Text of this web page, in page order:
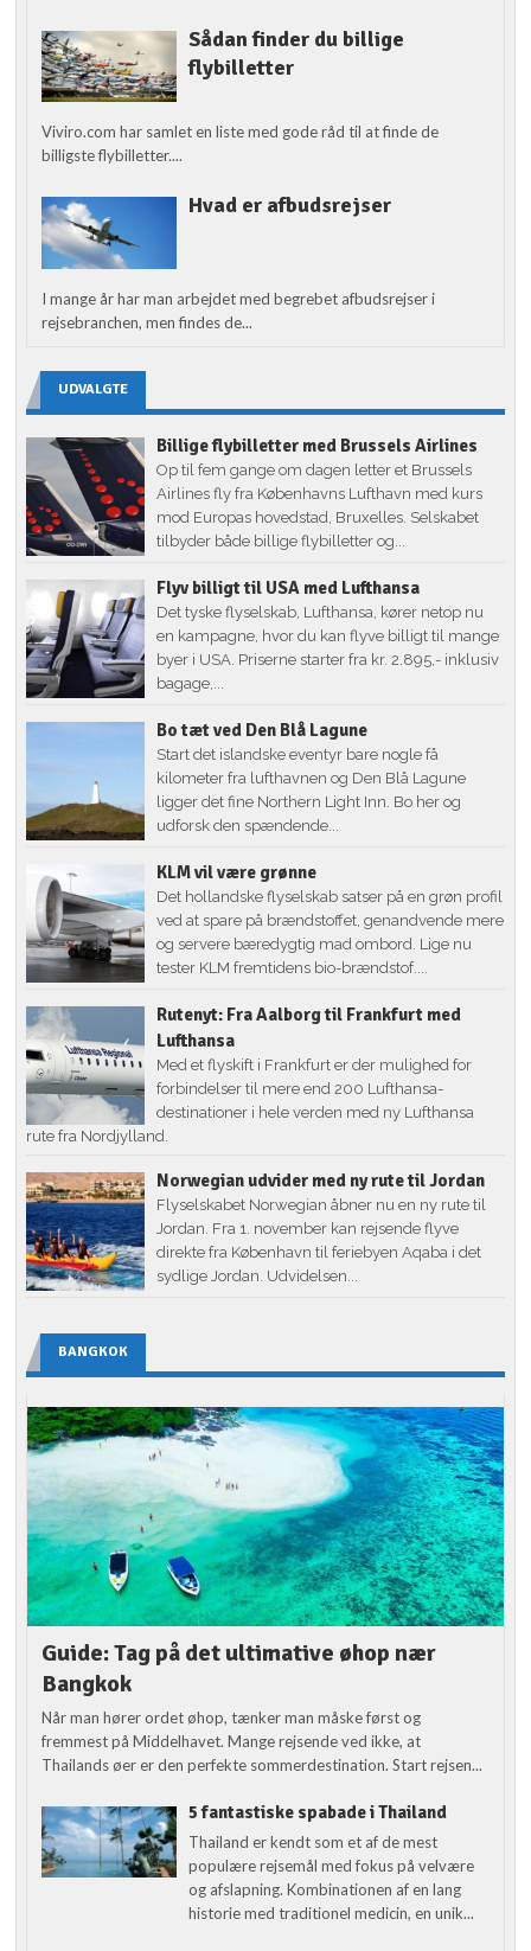
Sådan finder du billige
flybilletter
Viviro.com har samlet en liste med gode råd til at finde de
billigste flybilletter....
Hvad er afbudsrejser
I mange år har man arbejdet med begrebet afbudsrejser i
rejsebranchen, men findes de...
UDVALGTE
Billige flybilletter med Brussels Airlines
Op til fem gange om dagen letter et Brussels
Airlines fly fra Københavns Lufthavn med kurs
mod Europas hovedstad, Bruxelles. Selskabet
tilbyder både billige flybilletter og...
Flyv billigt til USA med Lufthansa
Det tyske flyselskab, Lufthansa, kører netop nu
en kampagne, hvor du kan flyve billigt til mange
byer i USA. Priserne starter fra kr. 2.895,- inklusiv
bagage,...
Bo tæt ved Den Blå Lagune
Start det islandske eventyr bare nogle få
kilometer fra lufthavnen og Den Blå Lagune
ligger det fine Northern Light Inn. Bo her og
udforsk den spændende...
KLM vil være grønne
Det hollandske flyselskab satser på en grøn profil
ved at spare på brændstoffet, genandvende mere
og servere bæredygtig mad ombord. Lige nu
tester KLM fremtidens bio-brændstof....
Rutenyt: Fra Aalborg til Frankfurt med
Lufthansa
Med et flyskift i Frankfurt er der mulighed for
forbindelser til mere end 200 Lufthansa-
destinationer i hele verden med ny Lufthansa
rute fra Nordjylland.
Norwegian udvider med ny rute til Jordan
Flyselskabet Norwegian åbner nu en ny rute til
Jordan. Fra 1. november kan rejsende flyve
direkte fra København til feriebyen Aqaba i det
sydlige Jordan. Udvidelsen...
BANGKOK
Guide: Tag på det ultimative øhop nær
Bangkok
Når man hører ordet øhop, tænker man måske først og
fremmest på Middelhavet. Mange rejsende ved ikke, at
Thailands øer er den perfekte sommerdestination. Start rejsen...
5 fantastiske spabade i Thailand
Thailand er kendt som et af de mest
populære rejsemål med fokus på velvære
og afslapning. Kombinationen af en lang
historie med traditionel medicin, en unik...